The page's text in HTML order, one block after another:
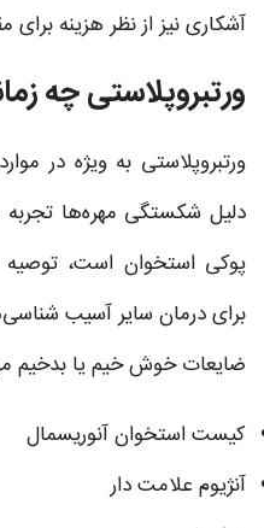
آشکاری نیز از نظر هزینه برای
ورتبروپلاستی چه
ورتبروپلاستی به ویژه در
دلیل شکستگی مهره‌ها تجربه
پوکی استخوان است،
برای درمان سایر آسیب
ضایعات خوش خیم یا بدخیم
کیست استخوان آنوریسمال
آنژیوم علامت دار